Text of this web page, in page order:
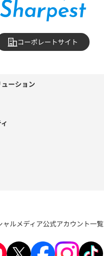
コーポレートサイト
ーション
ャルメディア公式アカウント一覧